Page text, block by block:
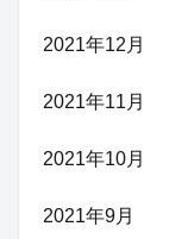
2021年12月
2021年11月
2021年10月
2021年9月